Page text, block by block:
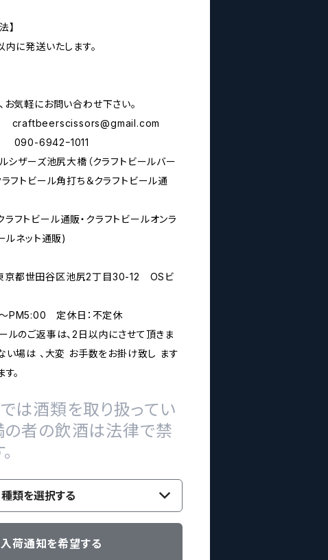
】
に発送いたします。
お気軽にお問い合わせ下さい。
craftbeerscissors@gmail.com
6942ｰ1011
シザーズ池尻大橋（クラフトビールバー
フトビール角打ち＆クラフトビール通
トビール通販・クラフトビールオンラ
ルネット通販)
京都世田谷区池尻2丁目30-12 OSビ
～PM5:00 定休日：不定休
ルのご返事は、2日以内にさせて頂きま
い場は 、大変 お手数をお掛け致し ます
。
は酒類を取り扱ってい
の者の飲酒は法律で禁
種類を選択する
荷通知を希望する